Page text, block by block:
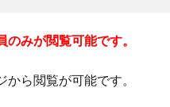
のみが閲覧可能です。
から閲覧が可能です。